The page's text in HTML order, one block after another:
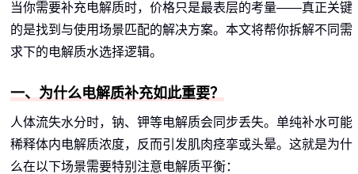
当你需要补充电解质时，价格只是最表层的考量——真正关键
的是找到与使用场景匹配的解决方案。本文将帮你拆解不同需
求下的电解质水选择逻辑。
一、为什么电解质补充如此重要？
人体流失水分时，钠、钾等电解质会同步丢失。单纯补水可能
稀释体内电解质浓度，反而引发肌肉痉挛或头晕。这就是为什
么在以下场景需要特别注意电解质平衡：